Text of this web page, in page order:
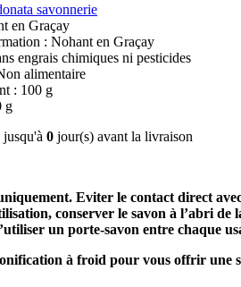
savonnerie
en Graçay
: Nohant en Graçay
engrais chimiques ni pesticides
alimentaire
: 100 g
g
0 jour(s) avant la livraison
Eviter le contact direct
conserver le savon à l’abri
un porte-savon entre chaque
à froid pour vous offrir une